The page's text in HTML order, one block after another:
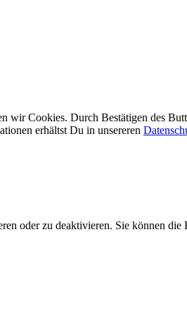
wir Cookies. Durch Bestätigen des
erhältst Du in unsereren
oder zu deaktivieren. Sie können die